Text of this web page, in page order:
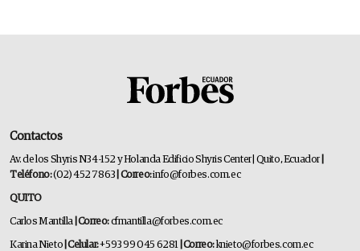
Contactos
Av. de los Shyris N34-152 y Holanda Edificio Shyris Center | Quito, Ecuador
Teléfono:(02) 452 7863 | Correo:info@forbes.com.ec
QUITO
Carlos Mantilla | Correo:cfmantilla@forbes.com.ec
Karina Nieto | Celular:+593 99 045 6281 | Correo:knieto@forbes.com.ec